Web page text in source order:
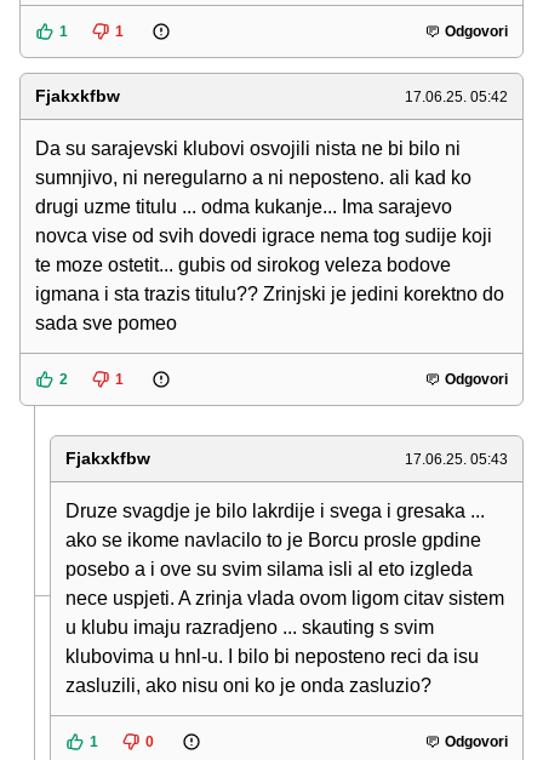
1 1 Odgovori
Fjakxkfbw 17.06.25. 05:42
Da su sarajevski klubovi osvojili nista ne bi bilo ni
sumnjivo, ni neregularno a ni neposteno. ali kad ko
drugi uzme titulu ... odma kukanje... Ima sarajevo
novca vise od svih dovedi igrace nema tog sudije koji
te moze ostetit... gubis od sirokog veleza bodove
igmana i sta trazis titulu?? Zrinjski je jedini korektno do
sada sve pomeo
2 1 Odgovori
Fjakxkfbw 17.06.25. 05:43
Druze svagdje je bilo lakrdije i svega i gresaka ...
ako se ikome navlacilo to je Borcu prosle gpdine
posebo a i ove su svim silama isli al eto izgleda
nece uspjeti. A zrinja vlada ovom ligom citav sistem
u klubu imaju razradjeno ... skauting s svim
klubovima u hnl-u. I bilo bi neposteno reci da isu
zasluzili, ako nisu oni ko je onda zasluzio?
1 0 Odgovori